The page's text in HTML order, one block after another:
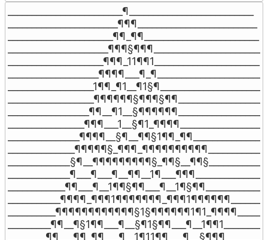
________________________¶__________________________
_______________________¶¶¶_________________________
______________________¶¶_¶¶________________________
_____________________¶¶¶§¶¶¶_______________________
____________________¶¶¶_11¶¶1______________________
___________________¶¶¶¶___¶_¶______________________
__________________1¶¶_¶1__¶1§¶_____________________
________________¶¶¶___1__§¶1_¶¶¶¶__________________
_____________¶___¶___¶__¶¶__1¶___¶¶¶_______________